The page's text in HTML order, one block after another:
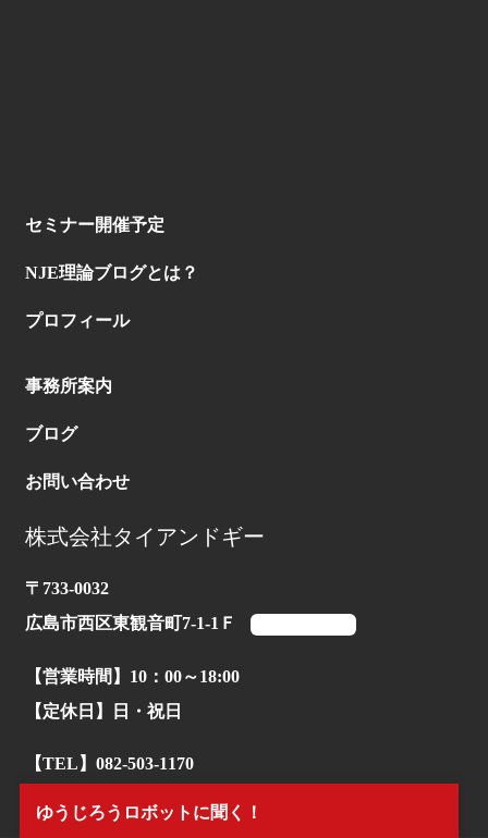
セミナー開催予定
NJE理論ブログとは？
プロフィール
事務所案内
ブログ
お問い合わせ
株式会社タイアンドギー
〒733-0032
広島市西区東観音町7-1-1Ｆ
【営業時間】10：00～18:00
【定休日】日・祝日
【TEL】082-503-1170
ゆうじろうロボットに聞く！